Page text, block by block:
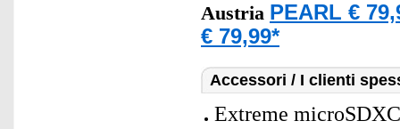
Austria PEARL €
€ 79,99*
Accessori / I clienti
Extreme